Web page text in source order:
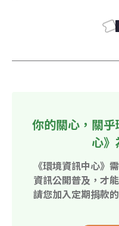
你的關心，關
心
《環境資訊中心》
資訊公開普及，才
請您加入定期捐款